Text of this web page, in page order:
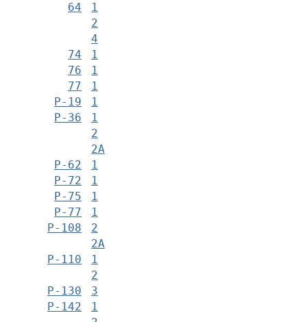
64
1
2
4
74
1
76
1
77
1
Р-19
1
Р-36
1
2
2А
Р-62
1
Р-72
1
Р-75
1
Р-77
1
Р-108
2
2А
Р-110
1
2
Р-130
3
Р-142
1